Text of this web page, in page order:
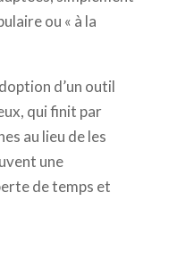
ou « à la
d’un outil
qui finit par
au lieu de les
une
de temps et